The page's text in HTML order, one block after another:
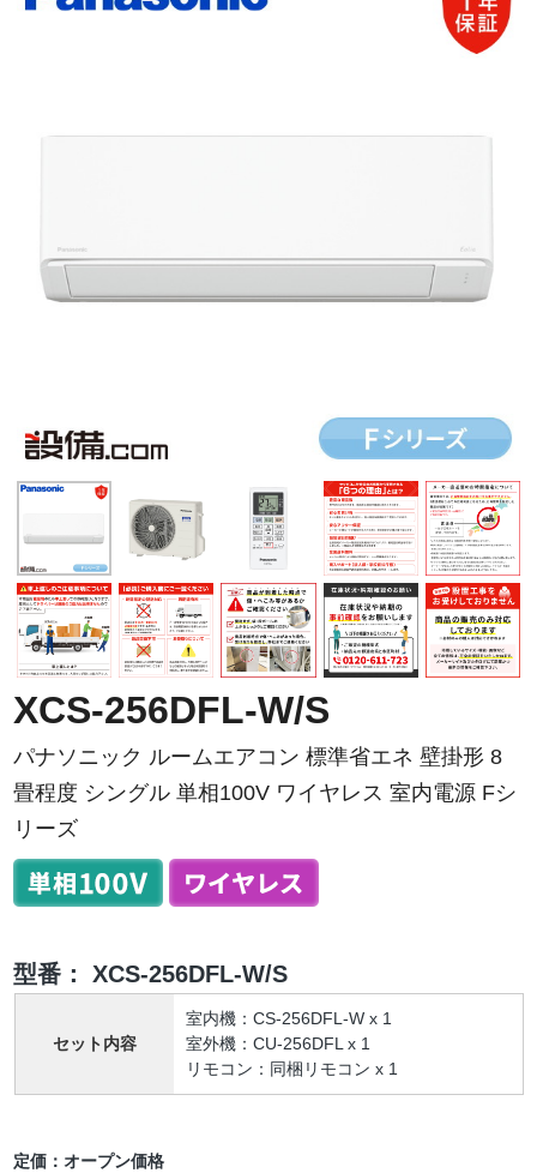
XCS-256DFL-W/S
パナソニック ルームエアコン 標準省エネ 壁掛形 8
畳程度 シングル 単相100V ワイヤレス 室内電源 Fシ
リーズ
型番： XCS-256DFL-W/S
セット内容
室内機：CS-256DFL-W x 1
室外機：CU-256DFL x 1
リモコン：同梱リモコン x 1
定価：オープン価格